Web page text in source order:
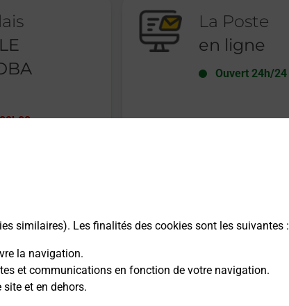
similaires). Les finalités des cookies sont les suivantes :
la navigation.
et communications en fonction de votre navigation.
et en dehors.
La Poste
en ligne
Ouvert 24h/24